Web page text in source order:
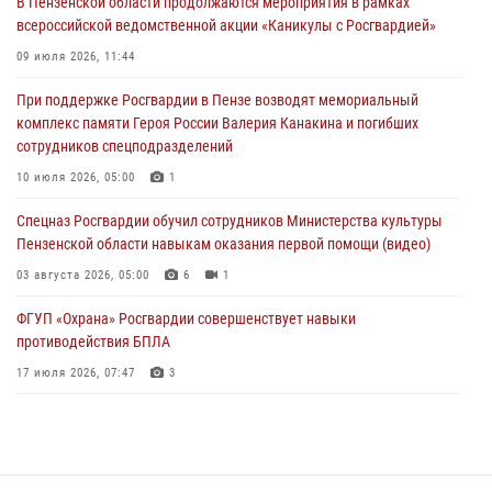
В Управлении Росгвардии по Пензенской области подвели итоги
04 августа 2026, 06:08
Росгвардия обеспечила безопасность праздничных мероприятий в
День ВДВ в Пензе
всероссийской ведомственной акции «Каникулы с Росгвардией»
09 июля 2026, 11:44
При поддержке Росгвардии в Пензе возводят мемориальный
комплекс памяти Героя России Валерия Канакина и погибших
сотрудников спецподразделений
10 июля 2026, 05:00 1
Спецназ Росгвардии обучил сотрудников Министерства культуры
Пензенской области навыкам оказания первой помощи (видео)
03 августа 2026, 05:00 6 1
ФГУП «Охрана» Росгвардии совершенствует навыки
противодействия БПЛА
17 июля 2026, 07:47 3